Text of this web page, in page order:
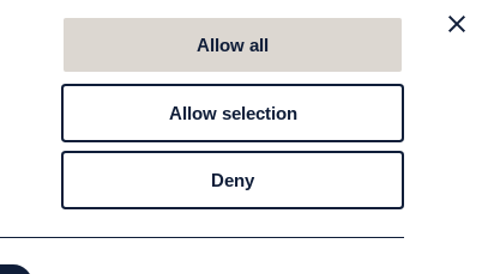
Allow all
Allow selection
Deny